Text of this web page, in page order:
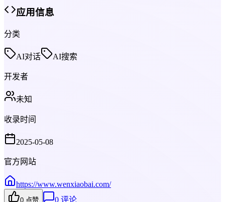
应用信息
分类
AI对话 AI搜索
开发者
未知
收录时间
2025-05-08
官方网站
https://www.wenxiaobai.com/
0 点赞 0 评论